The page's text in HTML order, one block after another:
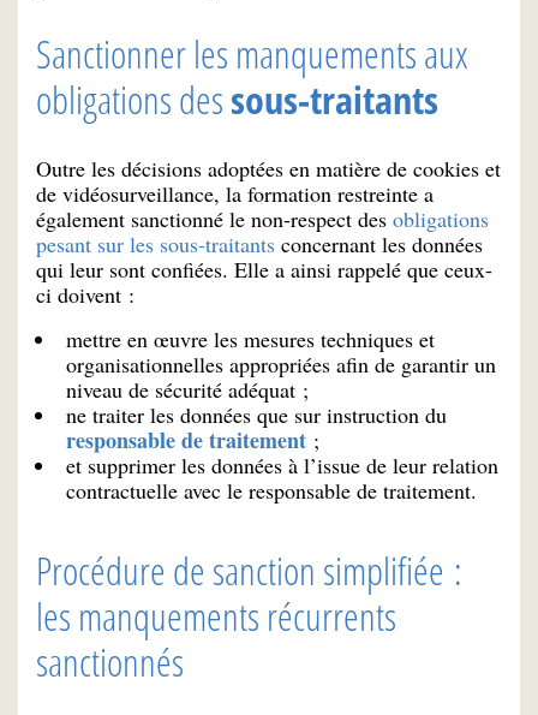
Sanctionner les manquements aux
obligations dessous-traitants
Outre les décisions adoptées en matière de cookies et
de vidéosurveillance, la formation restreinte a
également sanctionné le non-respect des obligations
pesant sur les sous-traitants concernant les données
qui leur sont confiées. Elle a ainsi rappelé que ceux-
ci doivent :
mettre en œuvre les mesures techniques et
organisationnelles appropriées afin de garantir un
niveau de sécurité adéquat ;
ne traiter les données que sur instruction du
responsable de traitement ;
et supprimer les données à l’issue de leur relation
contractuelle avec le responsable de traitement.
Procédure de sanction simplifiée :
les manquements récurrents
sanctionnés